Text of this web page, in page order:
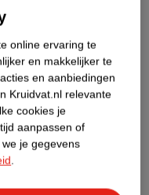
(nog) geen Nature
online ervaring te
en makkelijker te
en aanbiedingen
Kruidvat.nl relevante
cookies je
aanpassen of
je gegevens
.